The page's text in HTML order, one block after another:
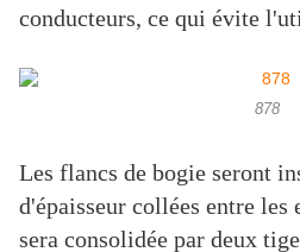
conducteurs, ce qui évite
878
Les flancs de bogie seront
d'épaisseur collées entre
sera consolidée par deux